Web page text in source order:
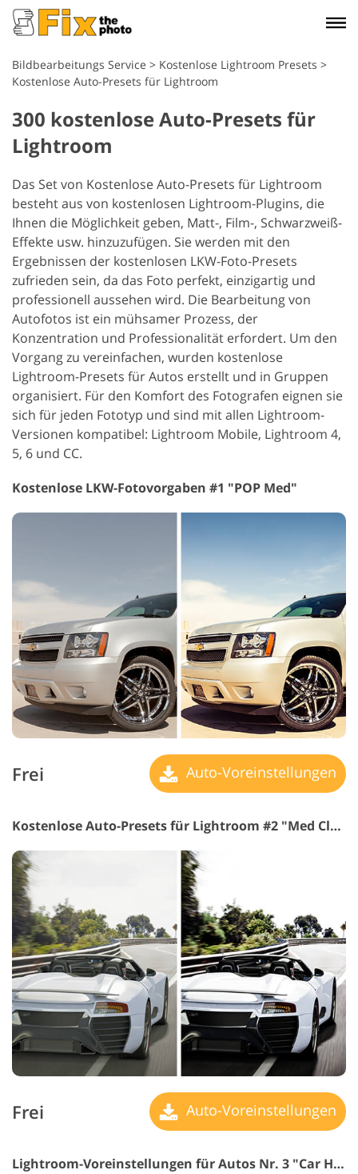
Bildbearbeitungs Service > Kostenlose Lightroom Presets >
Kostenlose Auto-Presets für Lightroom
300 kostenlose Auto-Presets für
Lightroom
Das Set von Kostenlose Auto-Presets für Lightroom
besteht aus von kostenlosen Lightroom-Plugins, die
Ihnen die Möglichkeit geben, Matt-, Film-, Schwarzweiß-
Effekte usw. hinzuzufügen. Sie werden mit den
Ergebnissen der kostenlosen LKW-Foto-Presets
zufrieden sein, da das Foto perfekt, einzigartig und
professionell aussehen wird. Die Bearbeitung von
Autofotos ist ein mühsamer Prozess, der
Konzentration und Professionalität erfordert. Um den
Vorgang zu vereinfachen, wurden kostenlose
Lightroom-Presets für Autos erstellt und in Gruppen
organisiert. Für den Komfort des Fotografen eignen sie
sich für jeden Fototyp und sind mit allen Lightroom-
Versionen kompatibel: Lightroom Mobile, Lightroom 4,
5, 6 und CC.
Kostenlose LKW-Fotovorgaben #1 "POP Med"
Frei Auto-Voreinstellungen
Kostenlose Auto-Presets für Lightroom #2 "Med Clarity"
Frei Auto-Voreinstellungen
Lightroom-Voreinstellungen für Autos Nr. 3 "Car HDR"